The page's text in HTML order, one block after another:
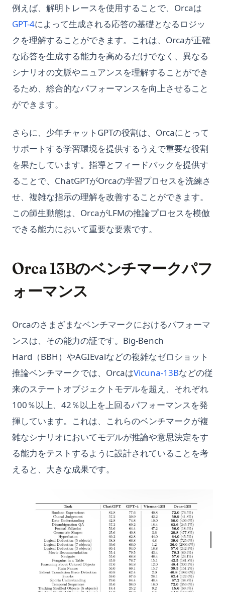
例えば、解明トレースを使用することで、Orcaは
GPT-4によって生成される応答の基礎となるロジッ
クを理解することができます。これは、Orcaが正確
な応答を生成する能力を高めるだけでなく、異なる
シナリオの文脈やニュアンスを理解することができ
るため、総合的なパフォーマンスを向上させること
ができます。
さらに、少年チャットGPTの役割は、Orcaにとって
サポートする学習環境を提供するうえで重要な役割
を果たしています。指導とフィードバックを提供す
ることで、ChatGPTがOrcaの学習プロセスを洗練さ
せ、複雑な指示の理解を改善することができます。
この師生動態は、OrcaがLFMの推論プロセスを模倣
できる能力において重要な要素です。
Orca 13Bのベンチマークパフ
ォーマンス
Orcaのさまざまなベンチマークにおけるパフォーマ
ンスは、その能力の証です。Big-Bench
Hard（BBH）やAGIEvalなどの複雑なゼロショット
推論ベンチマークでは、OrcaはVicuna-13Bなどの従
来のステートオブジェクトモデルを超え、それぞれ
100％以上、42％以上を上回るパフォーマンスを発
揮しています。これは、これらのベンチマークが複
雑なシナリオにおいてモデルが推論や意思決定をす
る能力をテストするように設計されていることを考
えると、大きな成果です。